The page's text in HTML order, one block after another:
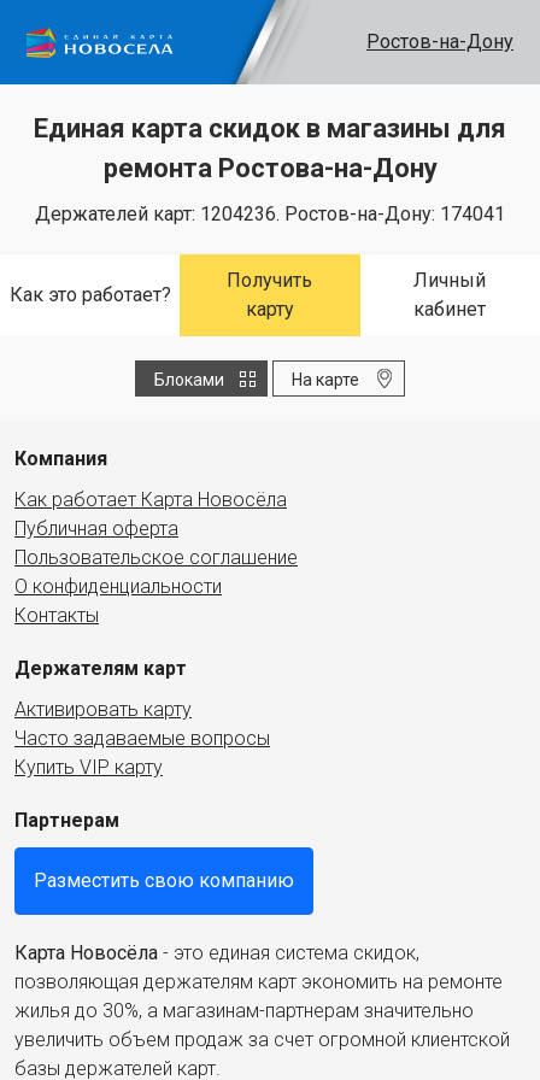
Ростов-на-Дону
Единая карта скидок в магазины для
ремонта Ростова-на-Дону
Держателей карт: 1204236. Ростов-на-Дону: 174041
Как это работает?
Получить
карту
Личный
кабинет
Блоками На карте
Компания
Как работает Карта Новосёла
Публичная оферта
Пользовательское соглашение
О конфиденциальности
Контакты
Держателям карт
Активировать карту
Часто задаваемые вопросы
Купить VIP карту
Партнерам
Разместить свою компанию
Карта Новосёла - это единая система скидок,
позволяющая держателям карт экономить на ремонте
жилья до 30%, а магазинам-партнерам значительно
увеличить объем продаж за счет огромной клиентской
базы держателей карт.